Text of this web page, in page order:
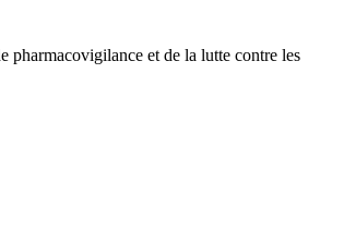
pharmacovigilance et de la lutte contre les